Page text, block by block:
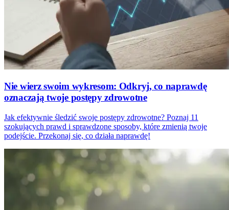
Nie wierz swoim wykresom: Odkryj, co naprawdę
oznaczają twoje postępy zdrowotne
Jak efektywnie śledzić swoje postępy zdrowotne? Poznaj 11
szokujących prawd i sprawdzone sposoby, które zmienią twoje
podejście. Przekonaj się, co działa naprawdę!